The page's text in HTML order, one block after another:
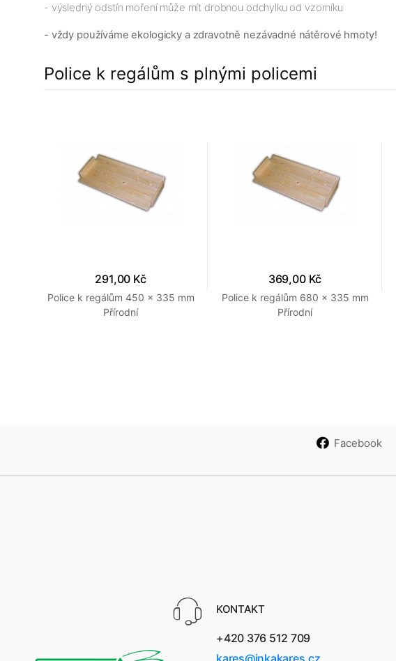
- výsledný odstín moření může mít drobnou odchylku od vzorníku
- vždy používáme ekologicky a zdravotně nezávadné nátěrové hmoty!
Police k regálům s plnými policemi
291,00 Kč
Police k regálům 450 x 335 mm
Přírodní
369,00 Kč
Police k regálům 680 x 335 mm
Přírodní
Facebook
KONTAKT
+420 376 512 709